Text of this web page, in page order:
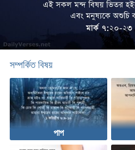
সম্পর্কিত বিষয়
পাপ